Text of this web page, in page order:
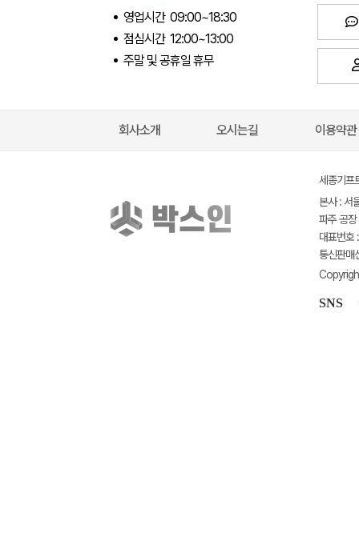
영업시간 09:00~18:30
점심시간 12:00~13:00
주말 및 공휴일 휴무
회사소개 오시는길 이용약관
세종기
본사 : 서
파주 공
대표번
통신판
SNS